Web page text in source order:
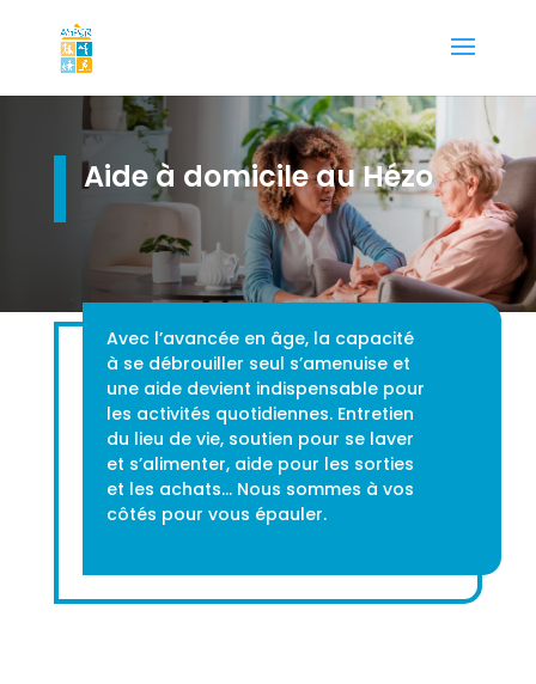
Aide à domicile au Hézo
Avec l’avancée en âge, la capacité
à se débrouiller seul s’amenuise et
une aide devient indispensable pour
les activités quotidiennes. Entretien
du lieu de vie, soutien pour se laver
et s’alimenter, aide pour les sorties
et les achats… Nous sommes à vos
côtés pour vous épauler.